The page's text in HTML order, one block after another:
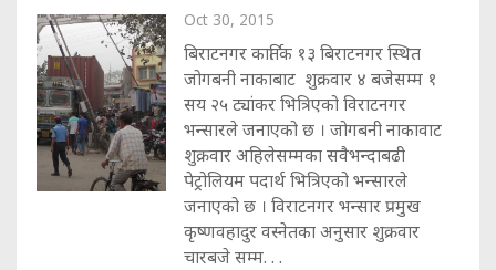
Oct 30, 2015
बिराटनगर कार्तिक १३ बिराटनगर स्थित
जोगबनी नाकाबाट शुक्रवार ४ बजेसम्म १
सय २५ ट्यांकर भित्रिएको विराटनगर
भन्सारले जनाएको छ । जोगबनी नाकावाट
शुक्रवार अहिलेसम्मका सवैभन्दाबढी
पेट्रोलियम पदार्थ भित्रिएको भन्सारले
जनाएको छ । विराटनगर भन्सार प्रमुख
कृष्णवहादुर वस्नेतका अनुसार शुक्रवार
चारबजे सम्म. . .